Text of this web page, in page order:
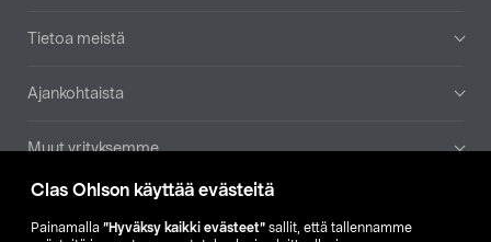
Clas Ohlson käyttää evästeitä
Painamalla ”Hyväksy kaikki evästeet” sallit, että tallennamme
Tietoa meistä
Ajankohtaista
Muut yrityksemme
Etsi myymälä